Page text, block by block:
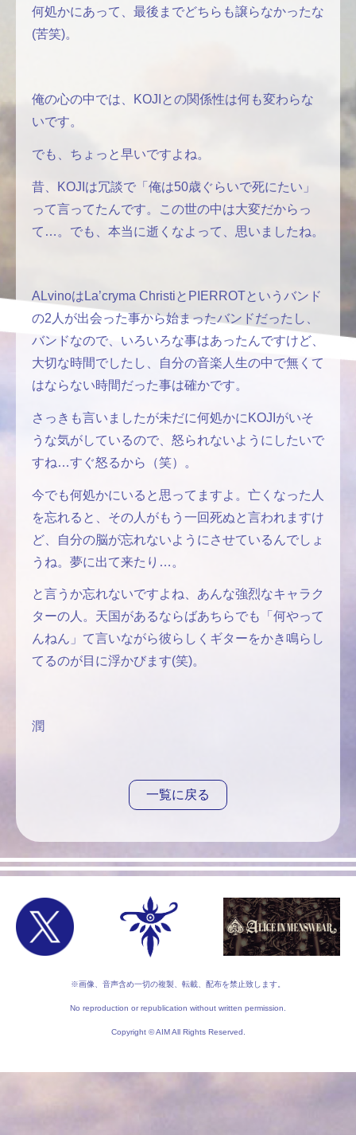
何処かにあって、最後までどちらも譲らなかったな
(苦笑)。
俺の心の中では、KOJIとの関係性は何も変わらな
いです。
でも、ちょっと早いですよね。
昔、KOJIは冗談で「俺は50歳ぐらいで死にたい」
って言ってたんです。この世の中は大変だからっ
て…。でも、本当に逝くなよって、思いましたね。
ALvinoはLa’cryma ChristiとPIERROTというバンド
の2人が出会った事から始まったバンドだったし、
バンドなので、いろいろな事はあったんですけど、
大切な時間でしたし、自分の音楽人生の中で無くて
はならない時間だった事は確かです。
さっきも言いましたが未だに何処かにKOJIがいそ
うな気がしているので、怒られないようにしたいで
すね…すぐ怒るから（笑）。
今でも何処かにいると思ってますよ。亡くなった人
を忘れると、その人がもう一回死ぬと言われますけ
ど、自分の脳が忘れないようにさせているんでしょ
うね。夢に出て来たり…。
と言うか忘れないですよね、あんな強烈なキャラク
ターの人。天国があるならばあちらでも「何やって
んねん」て言いながら彼らしくギターをかき鳴らし
てるのが目に浮かびます(笑)。
潤
一覧に戻る
※画像、音声含め一切の複製、転載、配布を禁止致します。
No reproduction or republication without written permission.
Copyright © AIM All Rights Reserved.